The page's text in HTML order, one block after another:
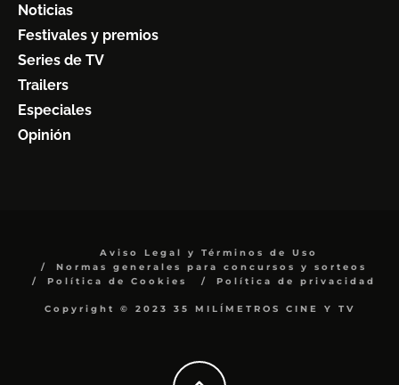
Noticias
Festivales y premios
Series de TV
Trailers
Especiales
Opinión
Aviso Legal y Términos de Uso
Normas generales para concursos y sorteos
Política de Cookies
Política de privacidad
Copyright © 2023 35 MILÍMETROS CINE Y TV